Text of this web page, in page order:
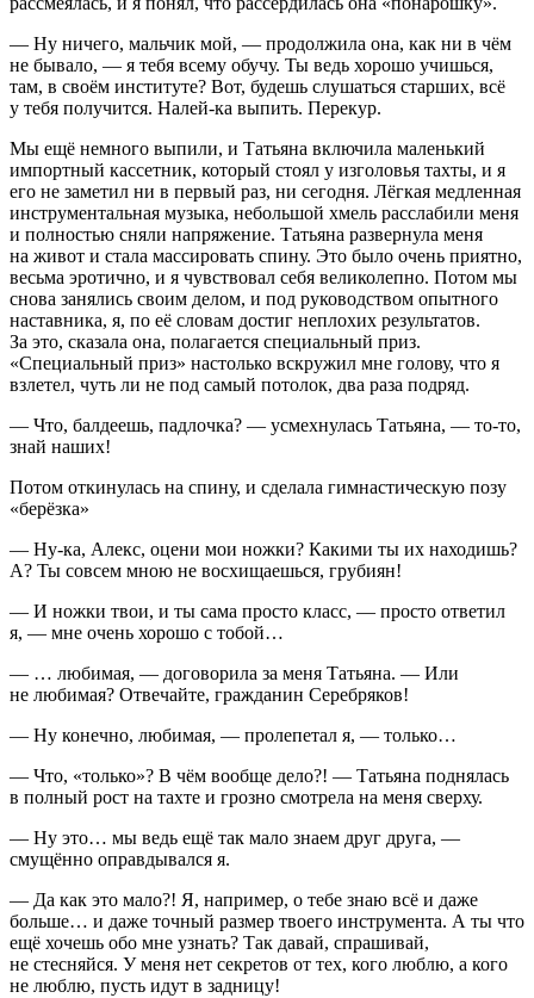
— Ну ничего, мальчик мой, — продолжила она, как ни в чём
не бывало, — я тебя всему обучу. Ты ведь хорошо учишься,
там, в своём институте? Вот, будешь слушаться старших, всё
у тебя получится. Налей-ка выпить. Перекур.
Мы ещё немного выпили, и Татьяна включила маленький
импортный кассетник, который стоял у изголовья тахты, и я
его не заметил ни в первый раз, ни сегодня. Лёгкая медленная
инструментальная музыка, небольшой хмель расслабили меня
и полностью сняли напряжение. Татьяна развернула меня
на живот и стала массировать спину. Это было очень приятно,
весьма эротично, и я чувствовал себя великолепно. Потом мы
снова занялись своим делом, и под руководством опытного
наставника, я, по её словам достиг неплохих результатов.
За это, сказала она, полагается специальный приз.
«Специальный приз» настолько вскружил мне голову, что я
взлетел, чуть ли не под самый потолок, два раза подряд.
— Что, балдеешь, падлочка? — усмехнулась Татьяна, — то-то,
знай наших!
Потом откинулась на спину, и сделала гимнастическую позу
«берёзка»
— Ну-ка, Алекс, оцени мои ножки? Какими ты их находишь?
А? Ты совсем мною не восхищаешься, грубиян!
— И ножки твои, и ты сама просто класс, — просто ответил
я, — мне очень хорошо с тобой…
— … любимая, — договорила за меня Татьяна. — Или
не любимая? Отвечайте, гражданин Серебряков!
— Ну конечно, любимая, — пролепетал я, — только…
— Что, «только»? В чём вообще дело?! — Татьяна поднялась
в полный рост на тахте и грозно смотрела на меня сверху.
— Ну это… мы ведь ещё так мало знаем друг друга, —
смущённо оправдывался я.
— Да как это мало?! Я, например, о тебе знаю всё и даже
больше… и даже точный размер твоего инструмента. А ты что
ещё хочешь обо мне узнать? Так давай, спрашивай,
не стесняйся. У меня нет секретов от тех, кого люблю, а кого
не люблю, пусть идут в задницу!